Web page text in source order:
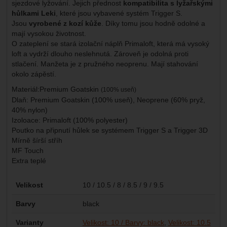
sjezdové lyžování. Jejich přednost kompatibilita s lyžařskými
hůlkami Leki, které jsou vybavené systém Trigger S.
Jsou vyrobené z kozí kůže. Díky tomu jsou hodně odolné a
mají vysokou životnost.
O zateplení se stará izolační náplň Primaloft, která má vysoký
loft a vydrží dlouho neslehnutá. Zároveň je odolná proti
stlačení. Manžeta je z pružného neoprenu. Mají stahování
okolo zápěstí.
Materiál:Premium Goatskin (100% useň)
Dlaň: Premium Goatskin (100% useň), Neoprene (60% pryž,
40% nylon)
Izoloace: Primaloft (100% polyester)
Poutko na připnutí hůlek se systémem Trigger S a Trigger 3D
Mírně šírší stříh
MF Touch
Extra teplé
Parametry
Velikost 10 / 10.5 / 8 / 8.5 / 9 / 9.5
Barvy black
Varianty Velikost: 10 / Barvy: black Velikost: 10.5